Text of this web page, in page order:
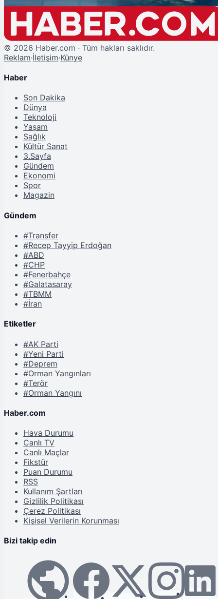
© 2026 Haber.com · Tüm hakları saklıdır.
Reklam·İletişim·Künye
Haber
Son Dakika
Dünya
Teknoloji
Yaşam
Sağlık
Kültür Sanat
3.Sayfa
Gündem
Ekonomi
Spor
Magazin
Gündem
#Transfer
#Recep Tayyip Erdoğan
#ABD
#CHP
#Fenerbahçe
#Galatasaray
#TBMM
#İran
Etiketler
#AK Parti
#Yeni Parti
#Deprem
#Orman Yangınları
#Terör
#Orman Yangını
Haber.com
Hava Durumu
Canlı TV
Canlı Maçlar
Fikstür
Puan Durumu
RSS
Kullanım Şartları
Gizlilik Politikası
Çerez Politikası
Kişisel Verilerin Korunması
Bizi takip edin